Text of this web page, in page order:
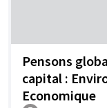
Pensons
capital :
Economique